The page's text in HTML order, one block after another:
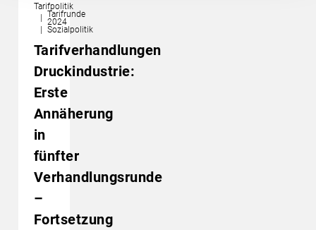
Tarifpolitik
Tarifrunde
2024
Sozialpolitik
Tarifverhandlungen
Druckindustrie:
Erste
Annäherung
in
fünfter
Verhandlungsrunde
–
Fortsetzung